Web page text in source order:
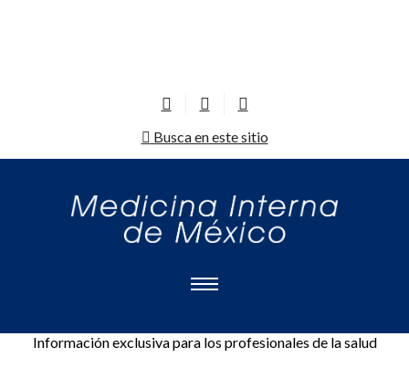
Busca en este sitio
Información exclusiva para los profesionales de la salud